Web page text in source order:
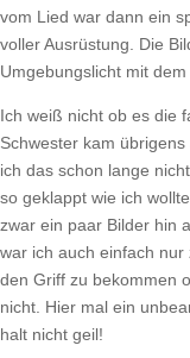
vom Lied war dann ein
voller Ausrüstung. Die
Umgebungslicht mit
Ich weiß nicht ob es die
Schwester kam
ich das schon lange
so geklappt wie ich
zwar ein paar Bilder hin
war ich auch einfach
den Griff zu bekommen
nicht. Hier mal ein
halt nicht geil!